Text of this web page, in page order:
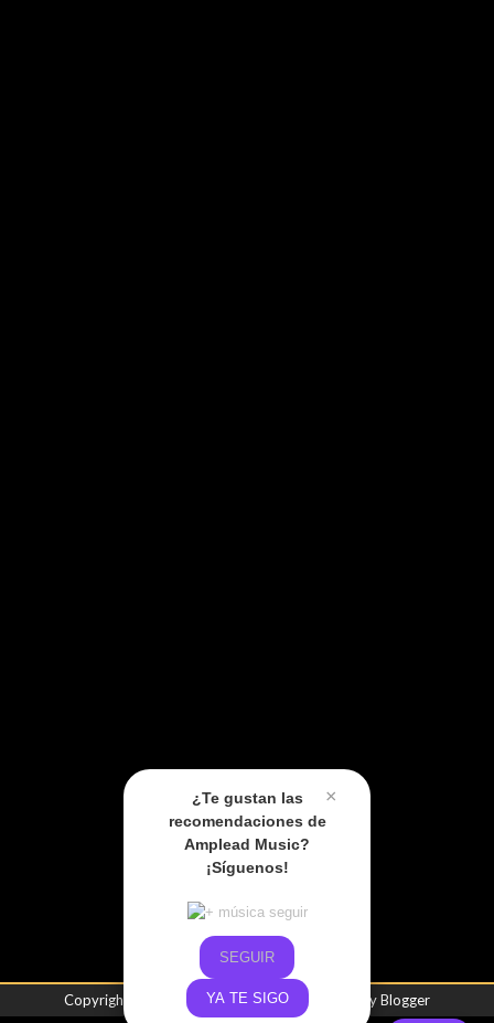
×
¿Te gustan las
recomendaciones de
Amplead Music?
¡Síguenos!
SEGUIR
YA TE SIGO
Copyright © Amplead Music| Powered byBlogger